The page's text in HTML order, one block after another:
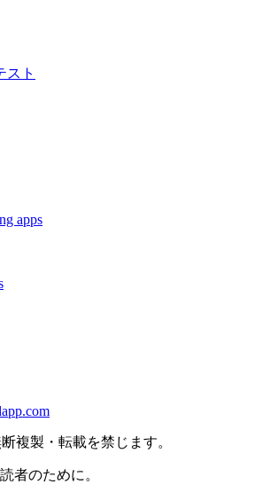
スト
apps
複製・転載を禁じます。
者のために。